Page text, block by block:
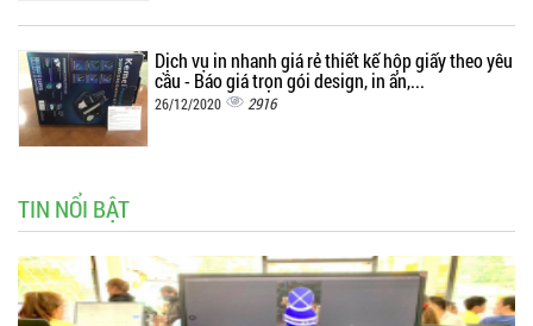
Dịch vụ in nhanh giá rẻ thiết kế hộp giấy theo yêu
cầu - Báo giá trọn gói design, in ấn,...
26/12/2020 2916
TIN NỔI BẬT